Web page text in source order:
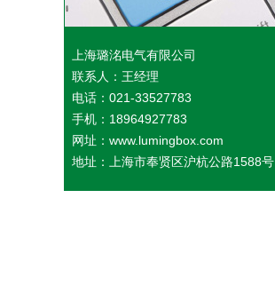
上海璐洺电气有限公司
联系人：王经理
电话：021-33527783
手机：18964927783
网址：www.lumingbox.com
地址：上海市奉贤区沪杭公路1588号